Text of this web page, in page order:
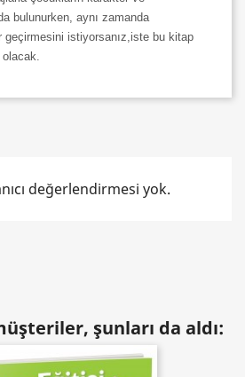
bulunurken, aynı zamanda
geçirmesini istiyorsanız,iste bu kitap
olacak.
değerlendirmesi yok.
şunları da aldı: